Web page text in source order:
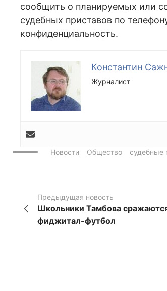
сообщить о планируемых или
судебных приставов по
конфиденциальность.
Константин
Журналист
Новости Общество судебные
Предыдущая новость
Школьники Тамбова
фиджитал-футбол